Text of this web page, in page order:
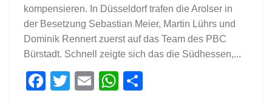
kompensieren. In Düsseldorf trafen die Arolser in
der Besetzung Sebastian Meier, Martin Lührs und
Dominik Rennert zuerst auf das Team des PBC
Bürstadt. Schnell zeigte sich das die Südhessen,...
Facebook
Twitter
EmailWhatsApp